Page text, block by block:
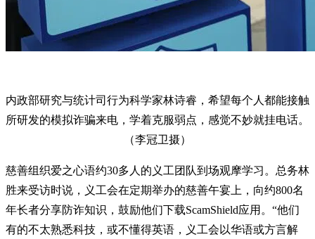
内政部研究与统计司行为科学家林诗睿，希望每个人都能接触
所研发的模拟诈骗来电，学着克服弱点，感觉不妙就挂电话。
（李冠卫摄）
慈善组织爱之心语约30多人的义工团队到场观摩学习。总务林
胜来受访时说，义工会在定期举办的慈善午宴上，向约800名
年长者分享防诈知识，鼓励他们下载ScamShield应用。“他们
有的不太熟悉科技，或不懂得英语，义工会以华语或方言解